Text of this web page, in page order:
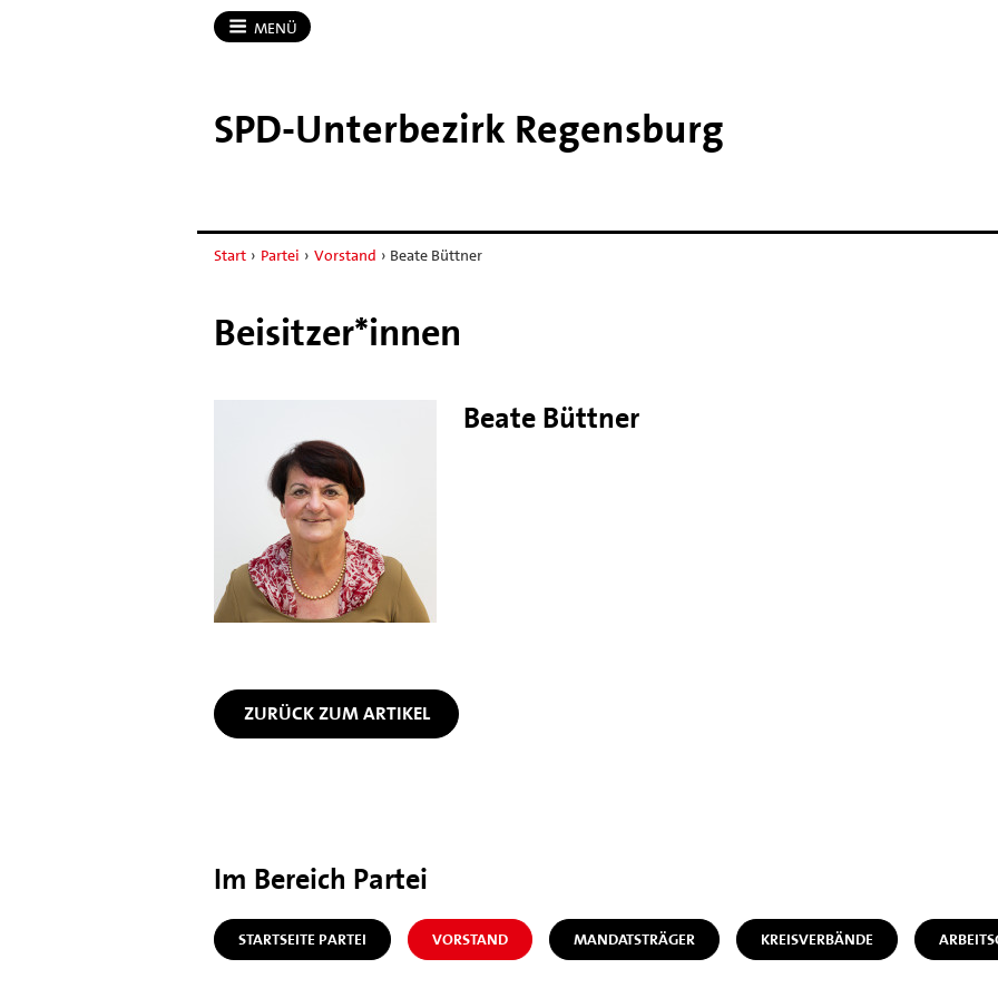
MENÜ
SPD-​Unterbezirk Regensburg
Start › Partei › Vorstand › Beate Büttner
Beisitzer*innen
Beate Büttner
ZURÜCK ZUM ARTIKEL
Im Bereich Partei
STARTSEITE PARTEI VORSTAND MANDATSTRÄGER KREISVERBÄNDE